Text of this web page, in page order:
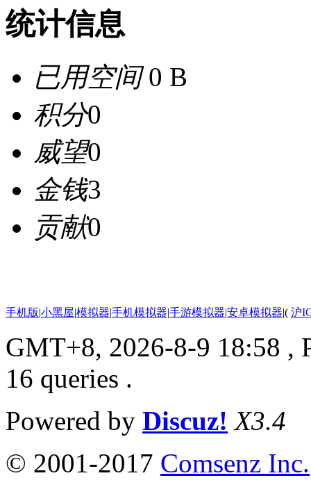
统计信息
已用空间0 B
积分0
威望0
金钱3
贡献0
手机版|小黑屋|模拟器|手机模拟器|手游模拟器|安卓模拟器|( 沪
GMT+8, 2026-8-9 18:58 ,
16 queries .
Powered by Discuz! X3.4
© 2001-2017 Comsenz Inc.